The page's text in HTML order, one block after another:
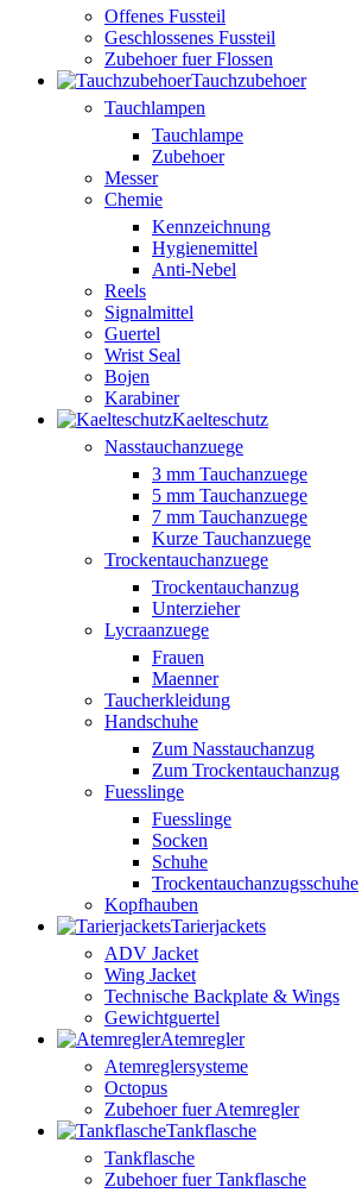
Offenes Fussteil
Geschlossenes Fussteil
Zubehoer fuer Flossen
Tauchzubehoer
Tauchlampen
Tauchlampe
Zubehoer
Messer
Chemie
Kennzeichnung
Hygienemittel
Anti-Nebel
Reels
Signalmittel
Guertel
Wrist Seal
Bojen
Karabiner
Kaelteschutz
Nasstauchanzuege
3 mm Tauchanzuege
5 mm Tauchanzuege
7 mm Tauchanzuege
Kurze Tauchanzuege
Trockentauchanzuege
Trockentauchanzug
Unterzieher
Lycraanzuege
Frauen
Maenner
Taucherkleidung
Handschuhe
Zum Nasstauchanzug
Zum Trockentauchanzug
Fuesslinge
Fuesslinge
Socken
Schuhe
Trockentauchanzugsschuhe
Kopfhauben
Tarierjackets
ADV Jacket
Wing Jacket
Technische Backplate & Wings
Gewichtguertel
Atemregler
Atemreglersysteme
Octopus
Zubehoer fuer Atemregler
Tankflasche
Tankflasche
Zubehoer fuer Tankflasche